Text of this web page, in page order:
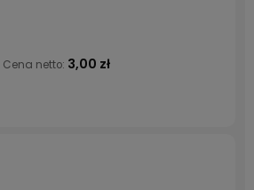
Cena netto: 3,00 zł